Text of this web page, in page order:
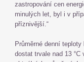
zastropování cen
minulých let, byl i v
příznivější.“
Průměrné denní
dostat trvale nad 13